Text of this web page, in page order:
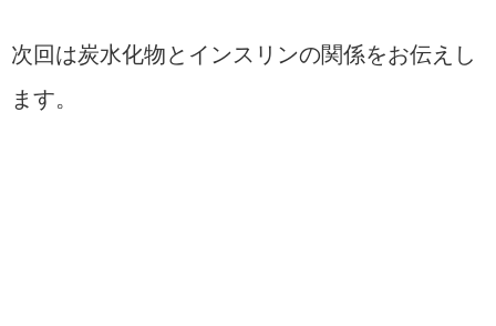
次回は炭水化物とインスリンの関係をお伝えし
ます。